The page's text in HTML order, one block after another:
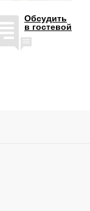
Обсудить
в гостевой